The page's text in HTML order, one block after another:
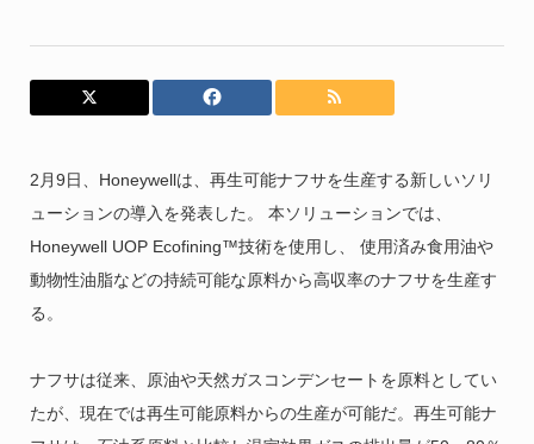
2月9日、Honeywellは、再生可能ナフサを生産する新しいソリ
ューションの導入を発表した。 本ソリューションでは、
Honeywell UOP Ecofining™技術を使用し、 使用済み食用油や
動物性油脂などの持続可能な原料から高収率のナフサを生産す
る。
ナフサは従来、原油や天然ガスコンデンセートを原料としてい
たが、現在では再生可能原料からの生産が可能だ。再生可能ナ